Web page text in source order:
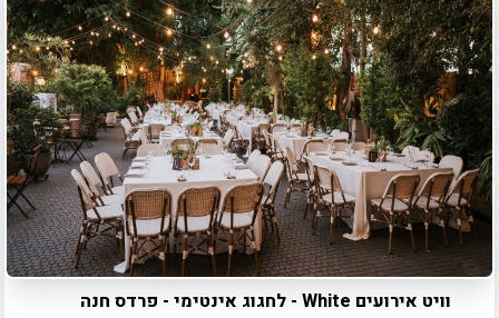
וויט אירועים White - לחגוג אינטימי - פרדס חנה